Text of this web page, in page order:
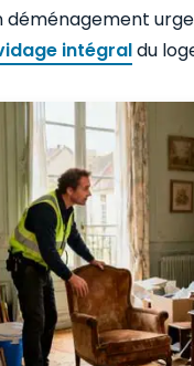
déménagement
intégraldu